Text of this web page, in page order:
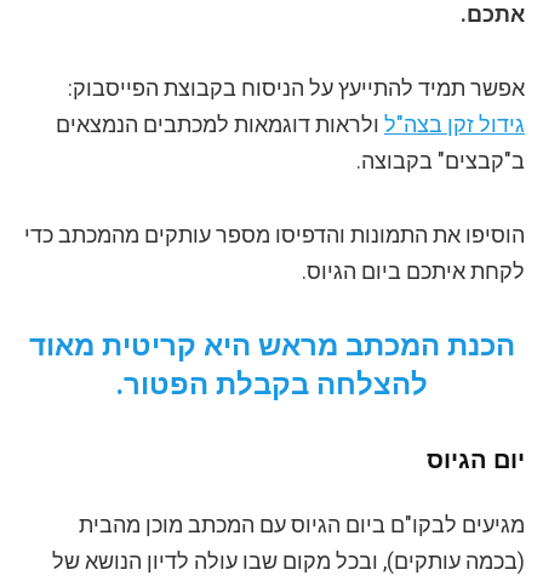
אתכם.
אפשר תמיד להתייעץ על הניסוח בקבוצת הפייסבוק:
גידול זקן בצה"ל ולראות דוגמאות למכתבים הנמצאים
ב"קבצים" בקבוצה.
הוסיפו את התמונות והדפיסו מספר עותקים מהמכתב כדי
לקחת איתכם ביום הגיוס.
הכנת המכתב מראש היא קריטית מאוד
להצלחה בקבלת הפטור.
יום הגיוס
מגיעים לבקו"ם ביום הגיוס עם המכתב מוכן מהבית
(בכמה עותקים), ובכל מקום שבו עולה לדיון הנושא של